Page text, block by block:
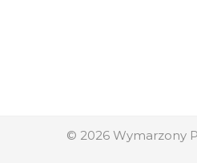
© 2026 Wymarzony